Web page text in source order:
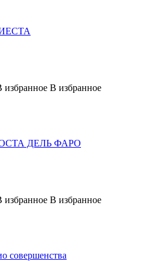
В избранное
ДЕЛЬ ФАРО
В избранное
совершенства